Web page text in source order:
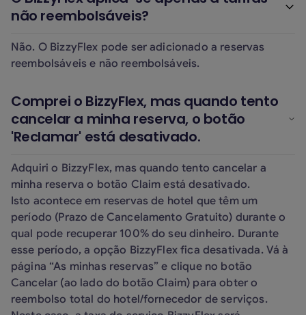
não reembolsáveis?
Não. O BizzyFlex pode ser adicionado a reservas
reembolsáveis e não reembolsáveis.
Comprei o BizzyFlex, mas quando tento
cancelar a minha reserva, o botão
'Reclamar' está desativado.
Adquiri o BizzyFlex, mas quando tento cancelar a
minha reserva o botão Claim está desativado.
Isto acontece em reservas de hotel que têm um
período (Prazo de Cancelamento Gratuito) durante o
qual pode recuperar 100% do seu dinheiro. Durante
esse período, a opção BizzyFlex fica desativada. Vá à
página “As minhas reservas” e clique no botão
Cancelar (ao lado do botão Claim) para obter o
reembolso total do hotel/fornecedor de serviços.